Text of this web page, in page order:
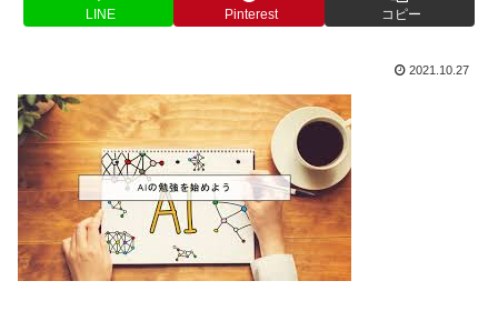
LINE Pinterest コピー
2021.10.27